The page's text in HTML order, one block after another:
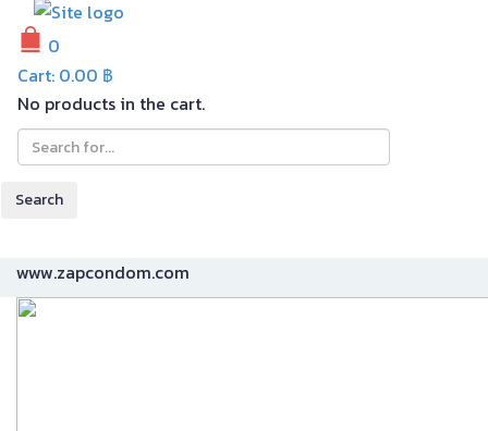
0
Cart: 0.00 ฿
No products in the cart.
Search
www.zapcondom.com